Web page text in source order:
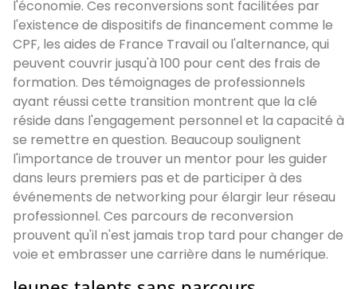
l'économie. Ces reconversions sont facilitées par
l'existence de dispositifs de financement comme le
CPF, les aides de France Travail ou l'alternance, qui
peuvent couvrir jusqu'à 100 pour cent des frais de
formation. Des témoignages de professionnels
ayant réussi cette transition montrent que la clé
réside dans l'engagement personnel et la capacité à
se remettre en question. Beaucoup soulignent
l'importance de trouver un mentor pour les guider
dans leurs premiers pas et de participer à des
événements de networking pour élargir leur réseau
professionnel. Ces parcours de reconversion
prouvent qu'il n'est jamais trop tard pour changer de
voie et embrasser une carrière dans le numérique.